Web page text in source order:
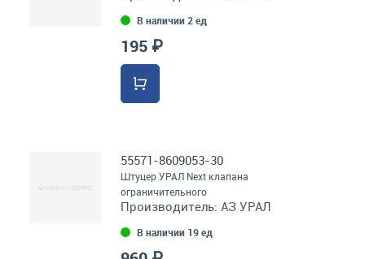
В наличии 2 ед
195 ₽
55571-8609053-30
Штуцер УРАЛ Next клапана
ограничительного
Производитель: АЗ УРАЛ
В наличии 19 ед